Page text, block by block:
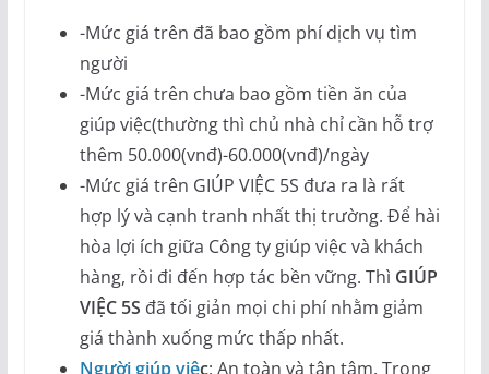
-Mức giá trên đã bao gồm phí dịch vụ tìm
người
-Mức giá trên chưa bao gồm tiền ăn của
giúp việc(thường thì chủ nhà chỉ cần hỗ trợ
thêm 50.000(vnđ)-60.000(vnđ)/ngày
-Mức giá trên GIÚP VIỆC 5S đưa ra là rất
hợp lý và cạnh tranh nhất thị trường. Để hài
hòa lợi ích giữa Công ty giúp việc và khách
hàng, rồi đi đến hợp tác bền vững. Thì GIÚP
VIỆC 5S đã tối giản mọi chi phí nhằm giảm
giá thành xuống mức thấp nhất.
Người giúp việc: An toàn và tận tâm. Trong